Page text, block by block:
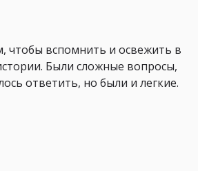
чтобы вспомнить и освежить в
Были сложные вопросы,
ответить, но были и легкие.